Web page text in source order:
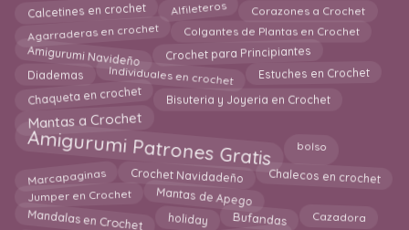
Calcetines en crochet Alfileteros Corazones a Crochet
Agarraderas en crochet Colgantes de Plantas en Crochet
Amigurumi Navideño Crochet para Principiantes
Diademas Individuales en crochet Estuches en Crochet
Chaqueta en crochet Bisuteria y Joyeria en Crochet
Mantas a Crochet
Amigurumi Patrones Gratis bolso
Marcapaginas Crochet Navidadeño Chalecos en crochet
Jumper en Crochet Mantas de Apego
Mandalas en Crochet holiday Bufandas Cazadora